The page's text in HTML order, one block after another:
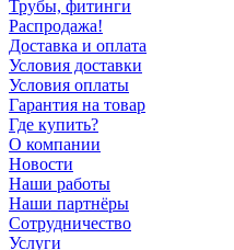
Трубы, фитинги
Распродажа!
Доставка и оплата
Условия доставки
Условия оплаты
Гарантия на товар
Где купить?
О компании
Новости
Наши работы
Наши партнёры
Сотрудничество
Услуги